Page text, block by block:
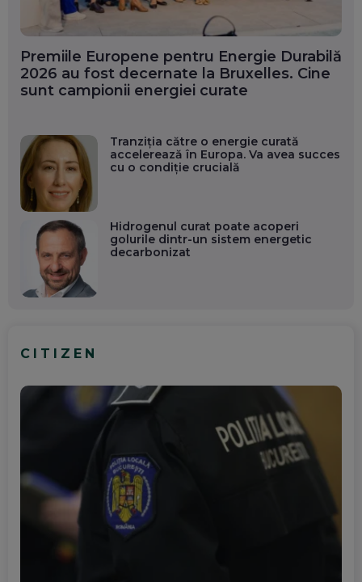
Premiile Europene pentru Energie Durabilă
2026 au fost decernate la Bruxelles. Cine
sunt campionii energiei curate
Tranziția către o energie curată
accelerează în Europa. Va avea succes
cu o condiție crucială
Hidrogenul curat poate acoperi
golurile dintr-un sistem energetic
decarbonizat
CITIZEN